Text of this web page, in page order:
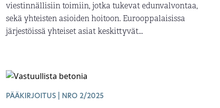
viestinnällisiin toimiin, jotka tukevat edunvalvontaa,
sekä yhteisten asioiden hoitoon. Eurooppalaisissa
järjestöissä yhteiset asiat keskittyvät...
PÄÄKIRJOITUS | NRO 2/2025